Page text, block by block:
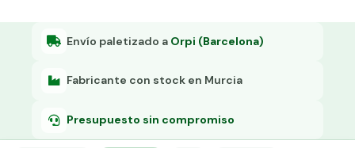
Tensor galvanizado
Envío paletizado a Orpi (Barcelona)
Fabricante con stock en Murcia
Presupuesto sin compromiso